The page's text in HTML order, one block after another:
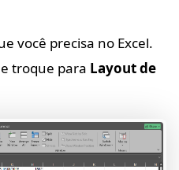
você precisa no Excel.
e troque para Layout de